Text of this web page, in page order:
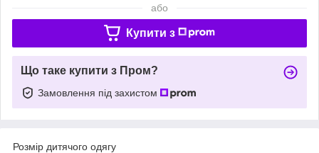
або
Купити з
Що таке купити з Пром?
Замовлення під захистом
Розмір дитячого одягу